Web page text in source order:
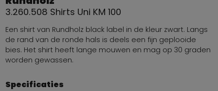
3.260.508 Shirts Uni KM 100
Een shirt van Rundholz black label in de kleur zwart. Langs
de rand van de ronde hals is deels een fijn geplooide
bies. Het shirt heeft lange mouwen en mag op 30 graden
worden gewassen.
Specificaties